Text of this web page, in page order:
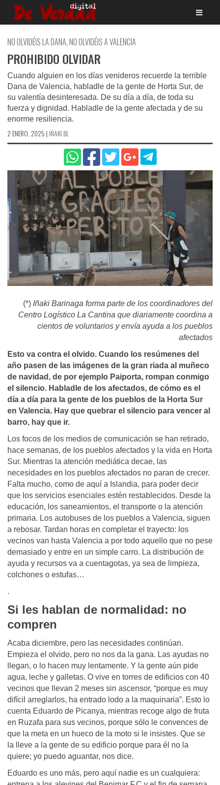
Saltar
NO OLVIDÉIS LA DANA, NO OLVIDÉIS A VALENCIA
PROHIBIDO OLVIDAR
Cuando alguien en los días venideros recuerde la terrible
Dana de Valencia, habladle de la gente de Horta Sur, de
su valentía desinteresada. De su día a día, de toda su
fuerza y dignidad. Habladle de la gente afectada y de su
enorme resiliencia.
2 ENERO, 2025 | IÑAKI BL
(*) Iñaki Barinaga forma parte de los coordinadores del
Centro Logístico La Cantina que diariamente coordina a
cientos de voluntarios y envía ayuda a los pueblos
afectados
Esto va contra el olvido. Cuando los resúmenes del
año pasen de las imágenes de la gran riada al muñeco
de navidad, de por ejemplo Paiporta, rompan conmigo
el silencio. Habladle de los afectados, de cómo es el
día a día para la gente de los pueblos de la Horta Sur
en Valencia. Hay que quebrar el silencio para vencer al
barro, hay que ir.
Los focos de los medios de comunicación se han retirado,
hace semanas, de los pueblos afectados y la vida en Horta
Sur. Mientras la atención mediática decae, las
necesidades en los pueblos afectados no paran de crecer.
Falta mucho, como de aquí a Islandia, para poder decir
que los servicios esenciales estén restablecidos. Desde la
educación, los saneamientos, el transporte o la atención
primaria. Los autobuses de los pueblos a Valencia, siguen
a rebosar. Tardan horas en completar el trayecto: los
vecinos van hasta Valencia a por todo aquello que no pese
demasiado y entre en un simple carro. La distribución de
ayuda y recursos va a cuentagotas, ya sea de limpieza,
colchones o estufas…
.
Si les hablan de normalidad: no
compren
Acaba diciembre, pero las necesidades continúan.
Empieza el olvido, pero no nos da la gana. Las ayudas no
llegan, o lo hacen muy lentamente. Y la gente aún pide
agua, leche y galletas. O vive en torres de edificios con 40
vecinos que llevan 2 meses sin ascensor, “porque es muy
difícil arreglarlos, ha entrado lodo a la maquinaria”. Esto lo
cuenta Eduardo de Picanya, mientras recoge algo de fruta
en Ruzafa para sus vecinos, porque sólo le convences de
que la meta en un hueco de la moto si le insistes. Que se
la lleve a la gente de su edificio porque para él no la
quiere; yo puedo aguantar, nos dice.
Eduardo es uno más, pero aquí nadie es un cualquiera: